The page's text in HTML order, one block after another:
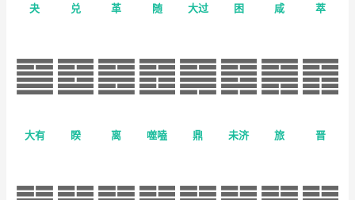
夬 兑 革 随 大过 困 咸 萃
大有 睽 离 噬嗑 鼎 未济 旅 晋